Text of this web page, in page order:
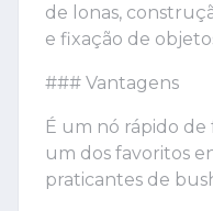
de lonas,
e fixação de
### Vantagens
É um nó rápido de
um dos favoritos
praticantes de